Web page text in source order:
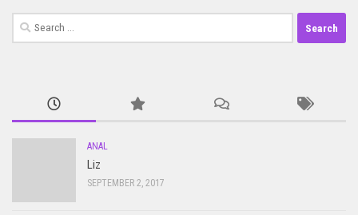
Search
for:
ANAL
Liz
SEPTEMBER 2, 2017